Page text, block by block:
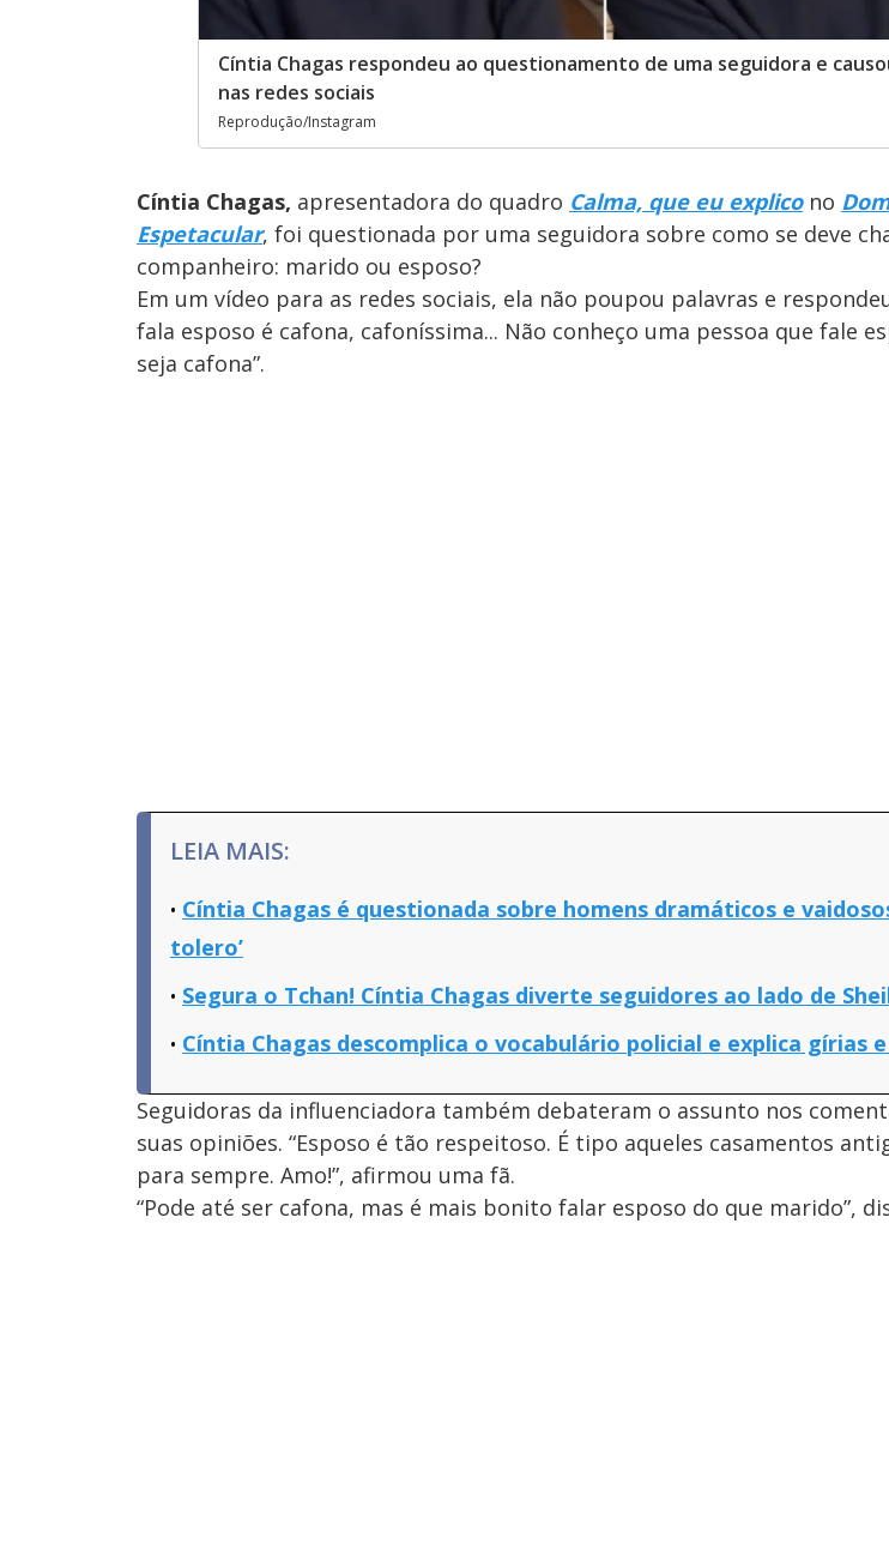
Cíntia Chagas respondeu ao questionamento de uma seguidora e
nas redes sociais
Reprodução/Instagram
Cíntia Chagas, apresentadora do quadro Calma, que eu explicono
Espetacular, foi questionada por uma seguidora sobre como se deve
companheiro: marido ou esposo?
Em um vídeo para as redes sociais, ela não poupou palavras e
fala esposo é cafona, cafoníssima... Não conheço uma pessoa que fale
seja cafona”.
LEIA MAIS:
Cíntia Chagas é questionada sobre homens dramáticos e
tolero’
Segura o Tchan! Cíntia Chagas diverte seguidores ao lado de
Cíntia Chagas descomplica o vocabulário policial e explica gírias
Seguidoras da influenciadora também debateram o assunto nos
suas opiniões. “Esposo é tão respeitoso. É tipo aqueles casamentos
para sempre. Amo!”, afirmou uma fã.
“Pode até ser cafona, mas é mais bonito falar esposo do que marido”,